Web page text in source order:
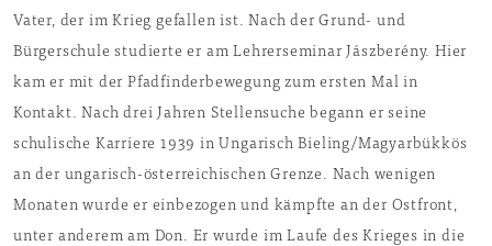
Vater, der im Krieg gefallen ist. Nach der Grund- und
Bürgerschule studierte er am Lehrerseminar Jászberény. Hier
kam er mit der Pfadfinderbewegung zum ersten Mal in
Kontakt. Nach drei Jahren Stellensuche begann er seine
schulische Karriere 1939 in Ungarisch Bieling/Magyarbükkös
an der ungarisch-österreichischen Grenze. Nach wenigen
Monaten wurde er einbezogen und kämpfte an der Ostfront,
unter anderem am Don. Er wurde im Laufe des Krieges in die